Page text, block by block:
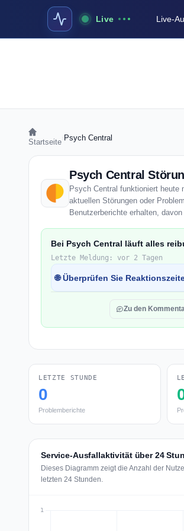
Live Live-
Startseite Psych Central
Psych Central
Psych Central funktioniert heute
aktuellen Störungen oder
Benutzerberichte erhalten,
Bei Psych Central läuft alles
Letzte Meldung: vor 2 Tagen
🌐 Überprüfen Sie
Zu den
LETZTE STUNDE
0
Problemberichte
Service-Ausfallaktivität über 24
Dieses Diagramm zeigt die Anzahl der
letzten 24 Stunden.